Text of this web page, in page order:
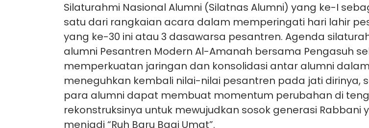
Silaturahmi Nasional Alumni (Silatnas Alumni) yang ke-I
satu dari rangkaian acara dalam memperingati hari lahir
yang ke-30 ini atau 3 dasawarsa pesantren. Agenda
alumni Pesantren Modern Al-Amanah bersama Pengasuh
memperkuatan jaringan dan konsolidasi antar alumni dalam
meneguhkan kembali nilai-nilai pesantren pada jati dirinya,
para alumni dapat membuat momentum perubahan di
rekonstruksinya untuk mewujudkan sosok generasi Rabbani
menjadi “Ruh Baru Bagi Umat”.